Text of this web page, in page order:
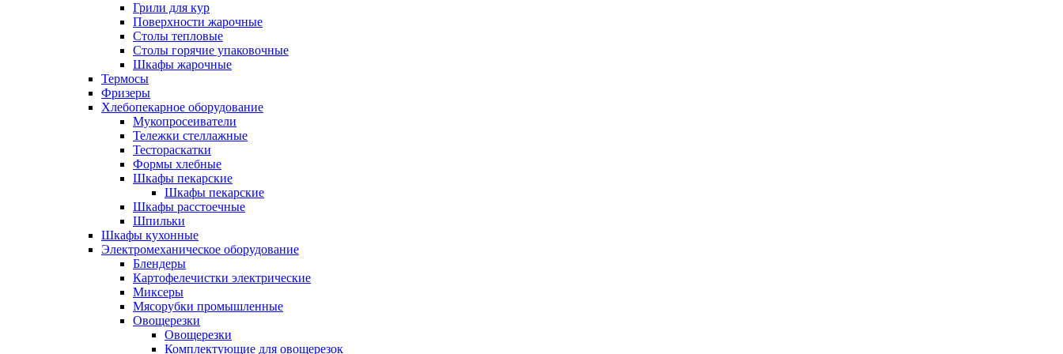
Грили для кур
Поверхности жарочные
Столы тепловые
Столы горячие упаковочные
Шкафы жарочные
Термосы
Фризеры
Хлебопекарное оборудование
Мукопросеиватели
Тележки стеллажные
Тестораскатки
Формы хлебные
Шкафы пекарские
Шкафы пекарские
Шкафы расстоечные
Шпильки
Шкафы кухонные
Электромеханическое оборудование
Блендеры
Картофелечистки электрические
Миксеры
Мясорубки промышленные
Овощерезки
Овощерезки
Комплектующие для овощерезок